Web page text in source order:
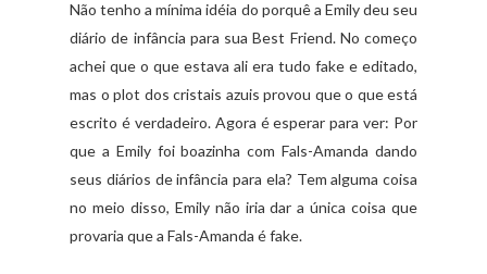
Não tenho a mínima idéia do porquê a Emily deu seu
diário de infância para sua Best Friend. No começo
achei que o que estava ali era tudo fake e editado,
mas o plot dos cristais azuis provou que o que está
escrito é verdadeiro. Agora é esperar para ver: Por
que a Emily foi boazinha com Fals-Amanda dando
seus diários de infância para ela? Tem alguma coisa
no meio disso, Emily não iria dar a única coisa que
provaria que a Fals-Amanda é fake.